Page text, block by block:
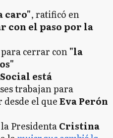
caro", ratificó en
con el paso por la
para cerrar con"la
está
trabajan para
el queEva Perón
PresidentaCristina